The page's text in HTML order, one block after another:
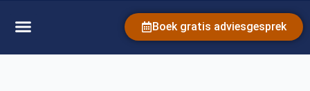
Boek gratis adviesgesprek